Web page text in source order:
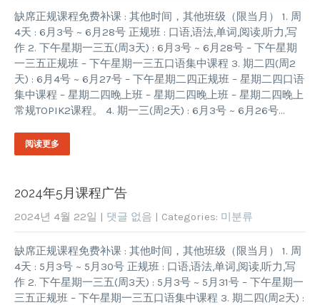
缺席正规课程免费补课 : 其他时间，其他班级（限当月） 1. 周
4天 : 6月3号 ~ 6月28号 正规班 : 口语,语法,单词,阅读,听力,写
作 2. 下午星期一三五(周3天) : 6月3号 ~ 6月28号 – 下午星期
一三五正规班 – 下午星期一三五口语集中课程 3. 期二四(周2
天) : 6月4号 ~ 6月27号 – 下午星期二四正规班 – 星期二四口语
集中课程 – 星期二四晚上班 – 星期二四晚上班 – 星期二四晚上
常规TOPIK2课程。 4. 期一三(周2天) : 6月3号 ~ 6月26号…
阅读更多
2024年5月课程广告
2024년 4월 22일 | 댓글 없음 | Categories: 미분류
缺席正规课程免费补课 : 其他时间，其他班级（限当月） 1. 周
4天 : 5月3号 ~ 5月30号 正规班 : 口语,语法,单词,阅读,听力,写
作 2. 下午星期一三五(周3天) : 5月3号 ~ 5月31号 – 下午星期一
三五正规班 – 下午星期一三五口语集中课程 3. 期二四(周2天) :